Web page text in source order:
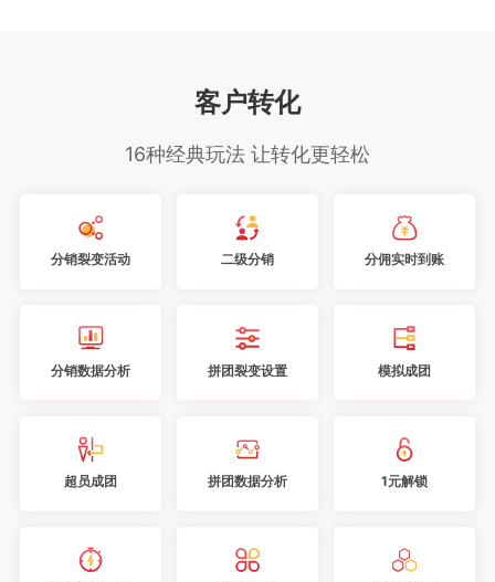
客户转化
16种经典玩法 让转化更轻松
分销裂变活动 二级分销 分佣实时到账
分销数据分析 拼团裂变设置 模拟成团
超员成团 拼团数据分析 1元解锁